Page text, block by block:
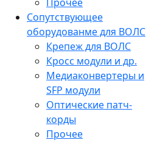
Сопутствующее
оборудованме для ВОЛС
Крепеж для ВОЛС
Кросс модули и др.
Медиаконвертеры и
SFP модули
Оптические патч-
корды
Прочее